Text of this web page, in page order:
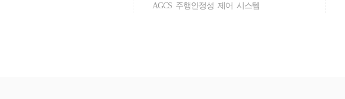
AGCS 주행안정성 제어 시스템